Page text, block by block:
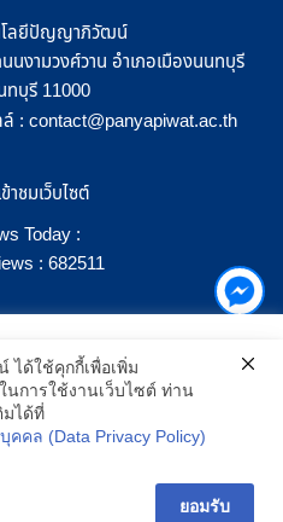
โลยีปัญญาภิวัฒน์
นงามวงศ์วาน อำเภอเมืองนนทบุรี
บุรี 11000
: contact@panyapiwat.ac.th
าชมเว็บไซต์
Today :
: 682511
ON MAP
Learning Center | Privacy
ระสบการณ์ที่ดีในการใช้งาน
ารถเลือกแสดงสิ่งที่น่าสนใจสำหรับ
รเปลี่ยนการตั้งค่าของคุกกี้
ใช้คุกกี้ได้ โดยคลิก "การตั้งค่า"
ด้ใช้คุกกี้เพื่อเพิ่ม
การใช้งานเว็บไซต์ ท่าน
มได้ที่
คล (Data Privacy Policy)
ยอมรับ